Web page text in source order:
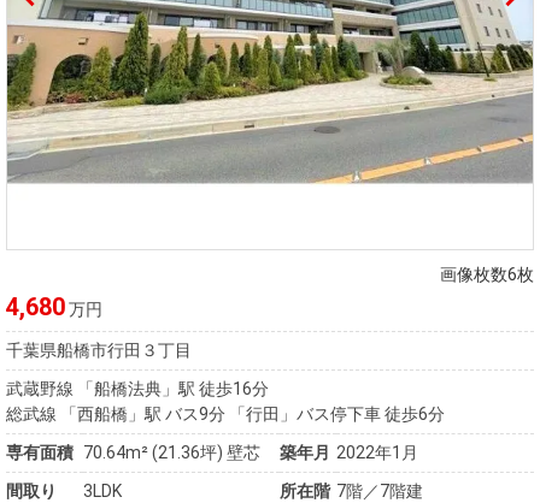
画像枚数6枚
4,680万円
千葉県船橋市行田３丁目
武蔵野線 「船橋法典」駅 徒歩16分
総武線 「西船橋」駅 バス9分 「行田」バス停下車 徒歩6分
専有面積 70.64m²(21.36坪) 壁芯 築年月 2022年1月
間取り
3LDK 所在階 7階／7階建